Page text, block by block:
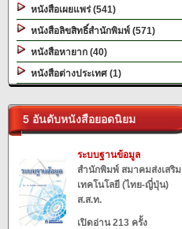
หนังสือเผยแพร่ (541)
หนังสือลิขสิทธิ์สำนักพิมพ์ (571)
หนังสือหายาก (40)
หนังสือต่างประเทศ (1)
5 อันดับหนังสือยอดนิยม
ระบบฐานข้อมูล
สำนักพิมพ์ สมาคมส่งเสริม
เทคโนโลยี (ไทย-ญี่ปุ่น)
ส.ส.ท.
เปิดอ่าน 213 ครั้ง